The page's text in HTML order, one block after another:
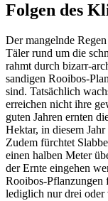
Folgen des
Der mangelnde
Täler rund um die
rahmt durch bizarr-
sandigen Rooibos-
sind. Tatsäch­lich
errei­chen nicht ihre
guten Jahren ernten
Hektar, in diesem
Zudem fürchtet
einen halben Meter
der Ernte eingehen
Rooibos-Pflan­zungen
ledig­lich nur drei oder